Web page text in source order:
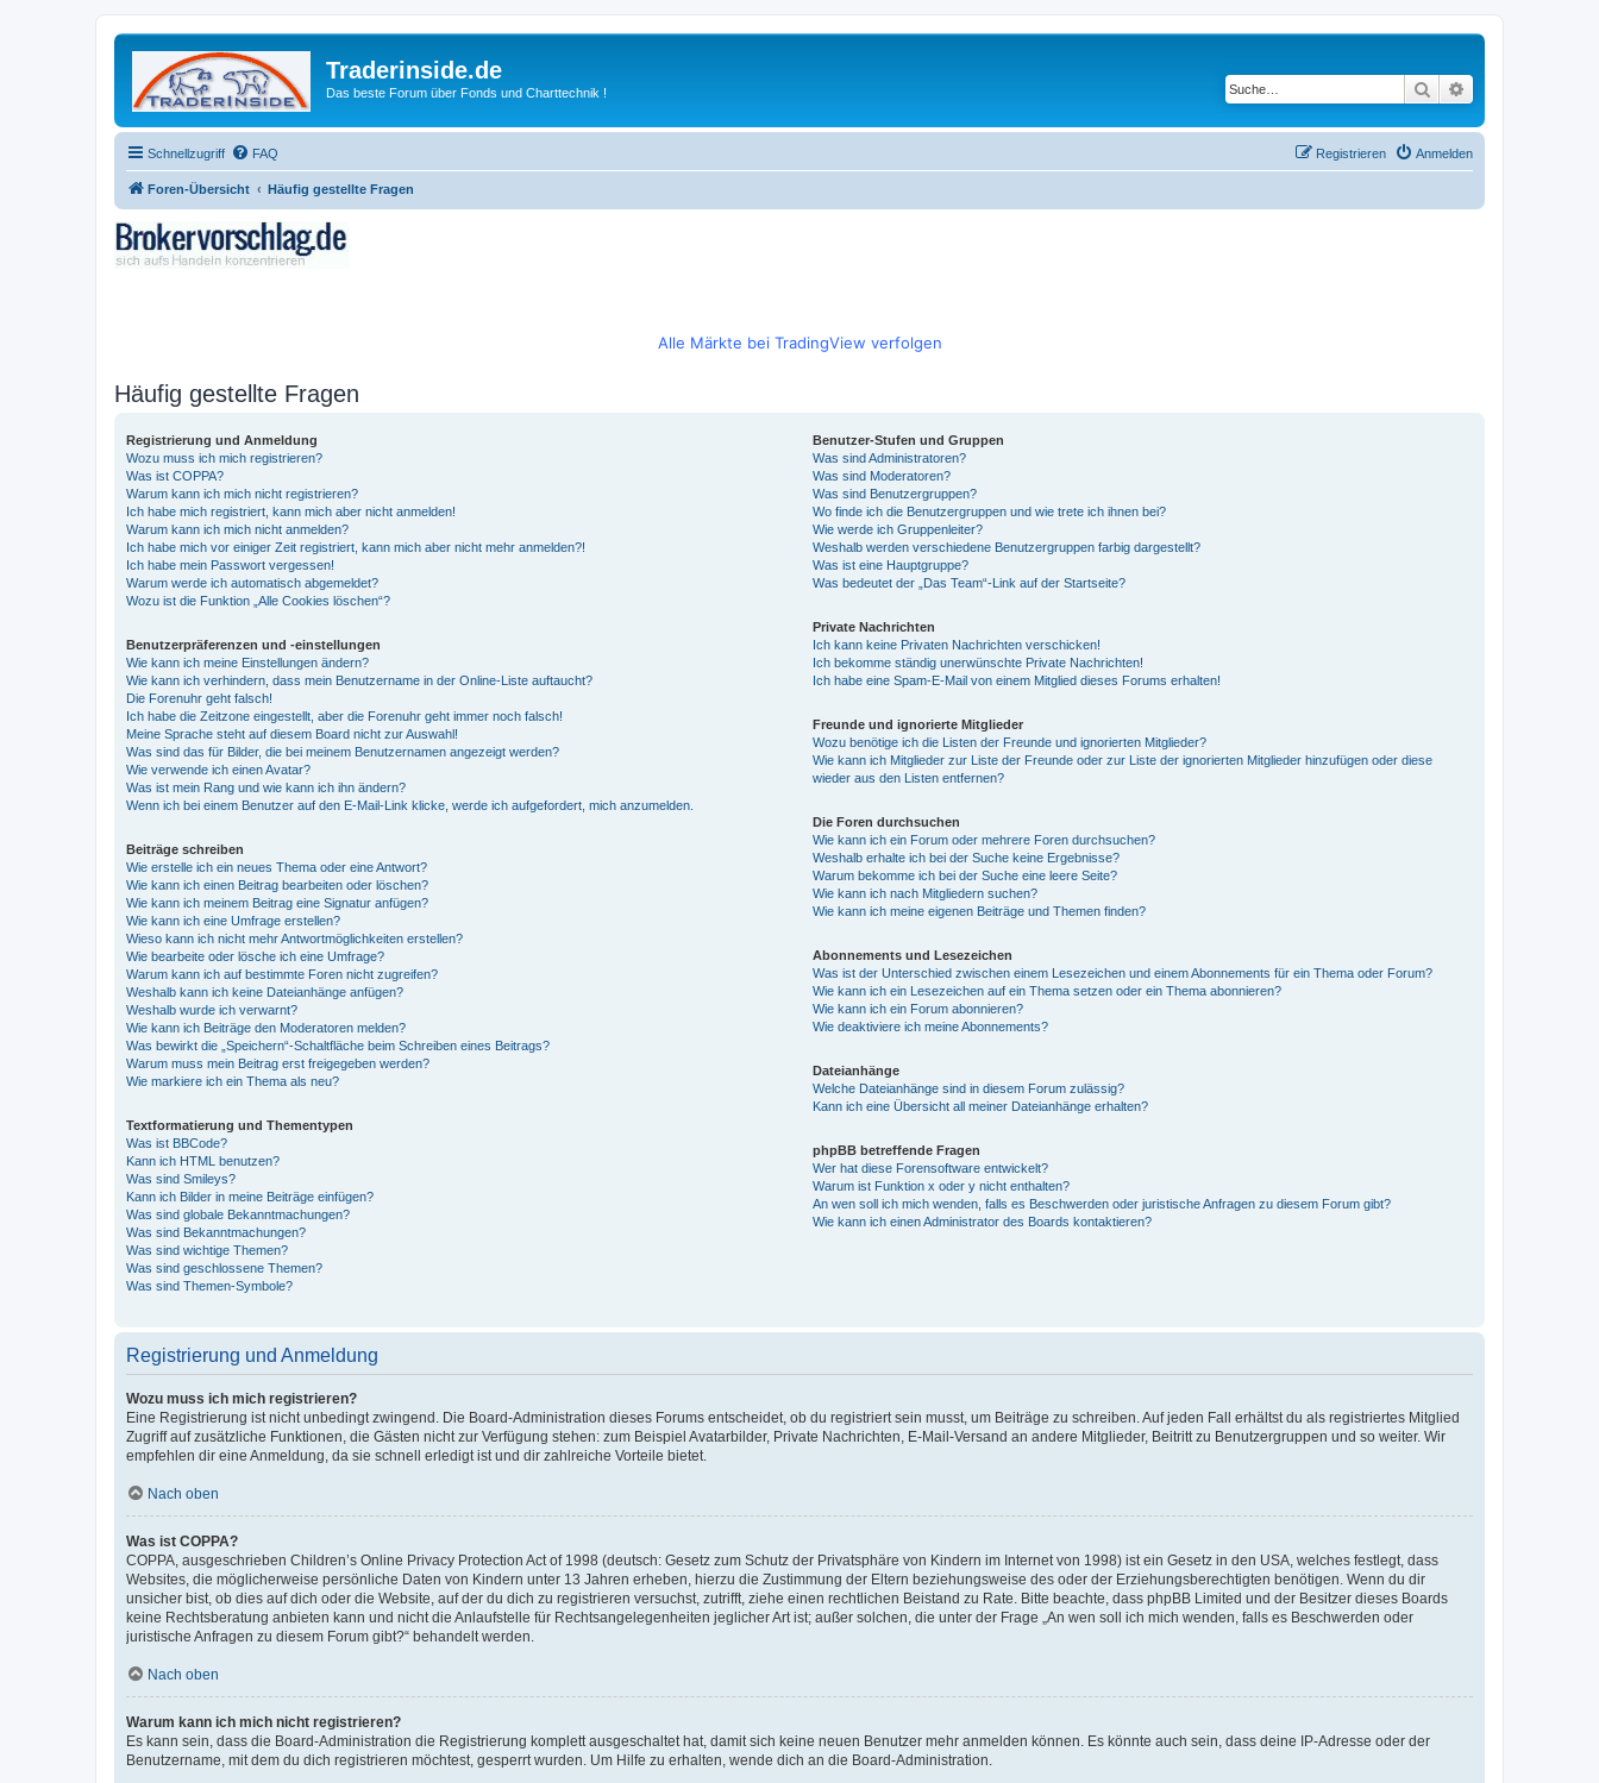
Traderinside.de
Das beste Forum über Fonds und Charttechnik ! Suche
Schnellzugriff FAQ Anmelden
Registrieren
Foren-Übersicht Häufig gestellte Fragen
Alle Märkte bei TradingView verfolgen
Häufig gestellte Fragen
Registrierung und Anmeldung
Wozu muss ich mich registrieren?
Was ist COPPA?
Warum kann ich mich nicht registrieren?
Ich habe mich registriert, kann mich aber nicht anmelden!
Warum kann ich mich nicht anmelden?
Ich habe mich vor einiger Zeit registriert, kann mich aber nicht mehr anmelden?!
Ich habe mein Passwort vergessen!
Warum werde ich automatisch abgemeldet?
Wozu ist die Funktion „Alle Cookies löschen“?
Benutzerpräferenzen und -einstellungen
Wie kann ich meine Einstellungen ändern?
Wie kann ich verhindern, dass mein Benutzername in der Online-Liste auftaucht?
Die Forenuhr geht falsch!
Ich habe die Zeitzone eingestellt, aber die Forenuhr geht immer noch falsch!
Meine Sprache steht auf diesem Board nicht zur Auswahl!
Was sind das für Bilder, die bei meinem Benutzernamen angezeigt werden?
Wie verwende ich einen Avatar?
Was ist mein Rang und wie kann ich ihn ändern?
Wenn ich bei einem Benutzer auf den E-Mail-Link klicke, werde ich aufgefordert, mich anzumelden.
Beiträge schreiben
Wie erstelle ich ein neues Thema oder eine Antwort?
Wie kann ich einen Beitrag bearbeiten oder löschen?
Wie kann ich meinem Beitrag eine Signatur anfügen?
Wie kann ich eine Umfrage erstellen?
Wieso kann ich nicht mehr Antwortmöglichkeiten erstellen?
Wie bearbeite oder lösche ich eine Umfrage?
Warum kann ich auf bestimmte Foren nicht zugreifen?
Weshalb kann ich keine Dateianhänge anfügen?
Weshalb wurde ich verwarnt?
Wie kann ich Beiträge den Moderatoren melden?
Was bewirkt die „Speichern“-Schaltfläche beim Schreiben eines Beitrags?
Warum muss mein Beitrag erst freigegeben werden?
Wie markiere ich ein Thema als neu?
Textformatierung und Thementypen
Was ist BBCode?
Kann ich HTML benutzen?
Was sind Smileys?
Kann ich Bilder in meine Beiträge einfügen?
Was sind globale Bekanntmachungen?
Was sind Bekanntmachungen?
Was sind wichtige Themen?
Was sind geschlossene Themen?
Was sind Themen-Symbole?
Benutzer-Stufen und Gruppen
Was sind Administratoren?
Was sind Moderatoren?
Was sind Benutzergruppen?
Wo finde ich die Benutzergruppen und wie trete ich ihnen bei?
Wie werde ich Gruppenleiter?
Weshalb werden verschiedene Benutzergruppen farbig dargestellt?
Was ist eine Hauptgruppe?
Was bedeutet der „Das Team“-Link auf der Startseite?
Private Nachrichten
Ich kann keine Privaten Nachrichten verschicken!
Ich bekomme ständig unerwünschte Private Nachrichten!
Ich habe eine Spam-E-Mail von einem Mitglied dieses Forums erhalten!
Freunde und ignorierte Mitglieder
Wozu benötige ich die Listen der Freunde und ignorierten Mitglieder?
Wie kann ich Mitglieder zur Liste der Freunde oder zur Liste der ignorierten Mitglieder hinzufügen oder diese
wieder aus den Listen entfernen?
Die Foren durchsuchen
Wie kann ich ein Forum oder mehrere Foren durchsuchen?
Weshalb erhalte ich bei der Suche keine Ergebnisse?
Warum bekomme ich bei der Suche eine leere Seite?
Wie kann ich nach Mitgliedern suchen?
Wie kann ich meine eigenen Beiträge und Themen finden?
Abonnements und Lesezeichen
Was ist der Unterschied zwischen einem Lesezeichen und einem Abonnements für ein Thema oder Forum?
Wie kann ich ein Lesezeichen auf ein Thema setzen oder ein Thema abonnieren?
Wie kann ich ein Forum abonnieren?
Wie deaktiviere ich meine Abonnements?
Dateianhänge
Welche Dateianhänge sind in diesem Forum zulässig?
Kann ich eine Übersicht all meiner Dateianhänge erhalten?
phpBB betreffende Fragen
Wer hat diese Forensoftware entwickelt?
Warum ist Funktion x oder y nicht enthalten?
An wen soll ich mich wenden, falls es Beschwerden oder juristische Anfragen zu diesem Forum gibt?
Wie kann ich einen Administrator des Boards kontaktieren?
Registrierung und Anmeldung
Wozu muss ich mich registrieren?
Eine Registrierung ist nicht unbedingt zwingend. Die Board-Administration dieses Forums entscheidet, ob du registriert sein musst, um Beiträge zu schreiben. Auf jeden Fall erhältst du als registriertes Mitglied
Zugriff auf zusätzliche Funktionen, die Gästen nicht zur Verfügung stehen: zum Beispiel Avatarbilder, Private Nachrichten, E-Mail-Versand an andere Mitglieder, Beitritt zu Benutzergruppen und so weiter. Wir
empfehlen dir eine Anmeldung, da sie schnell erledigt ist und dir zahlreiche Vorteile bietet.
Nach oben
Was ist COPPA?
COPPA, ausgeschrieben Children’s Online Privacy Protection Act of 1998 (deutsch: Gesetz zum Schutz der Privatsphäre von Kindern im Internet von 1998) ist ein Gesetz in den USA, welches festlegt, dass
Websites, die möglicherweise persönliche Daten von Kindern unter 13 Jahren erheben, hierzu die Zustimmung der Eltern beziehungsweise des oder der Erziehungsberechtigten benötigen. Wenn du dir
unsicher bist, ob dies auf dich oder die Website, auf der du dich zu registrieren versuchst, zutrifft, ziehe einen rechtlichen Beistand zu Rate. Bitte beachte, dass phpBB Limited und der Besitzer dieses Boards
keine Rechtsberatung anbieten kann und nicht die Anlaufstelle für Rechtsangelegenheiten jeglicher Art ist; außer solchen, die unter der Frage „An wen soll ich mich wenden, falls es Beschwerden oder
juristische Anfragen zu diesem Forum gibt?“ behandelt werden.
Nach oben
Warum kann ich mich nicht registrieren?
Es kann sein, dass die Board-Administration die Registrierung komplett ausgeschaltet hat, damit sich keine neuen Benutzer mehr anmelden können. Es könnte auch sein, dass deine IP-Adresse oder der
Benutzername, mit dem du dich registrieren möchtest, gesperrt wurden. Um Hilfe zu erhalten, wende dich an die Board-Administration.